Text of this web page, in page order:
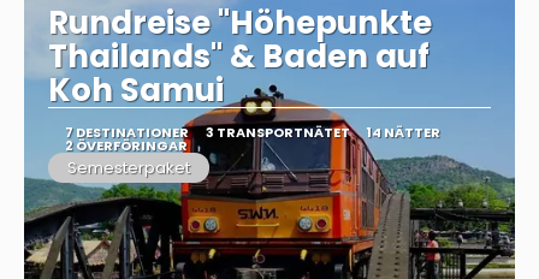
Rundreise "Höhepunkte
Thailands" & Baden auf
Koh Samui
7 DESTINATIONER 3 TRANSPORTNÄTET 14 NÄTTER
2 ÖVERFÖRINGAR
Semesterpaket